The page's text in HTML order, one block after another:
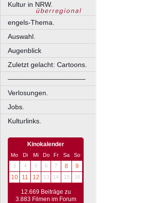
Kultur in NRW.
engels-Thema.
Auswahl.
Augenblick
Zuletzt gelacht: Cartoons.
––––––––––––––––––––
Verlosungen.
Jobs.
Kulturlinks.
Kinokalender
Mo Di Mi Do Fr Sa
So
3
4 5 6 7 8
9
10
11 12 13 14 15 16
12.669 Beiträge zu
3.883 Filmen im Forum